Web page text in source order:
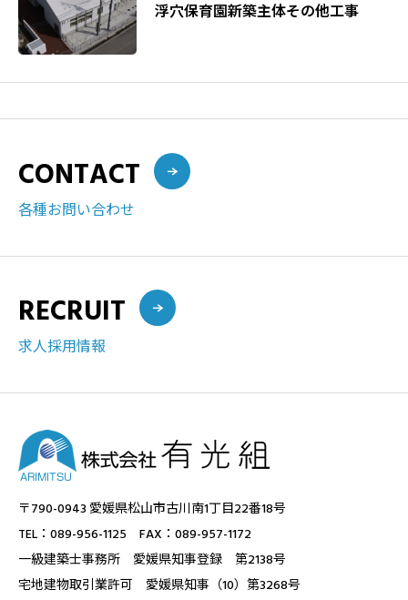
浮穴保育園新築主体その他工事
CONTACT
各種お問い合わせ
RECRUIT
求人採用情報
〒790-0943 愛媛県松山市古川南1丁目22番18号
TEL：089-956-1125 FAX：089-957-1172
一級建築士事務所 愛媛県知事登録 第2138号
宅地建物取引業許可 愛媛県知事（10）第3268号